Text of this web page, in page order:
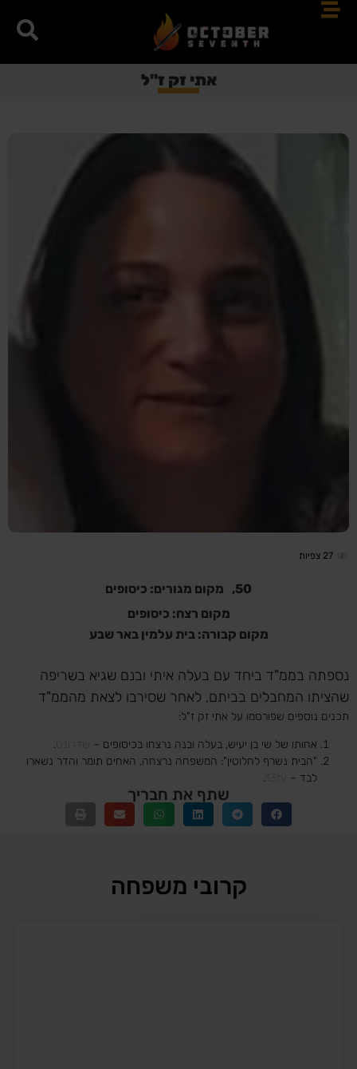
אתי זק ז"ל
27 צפיות
50,
מקום מגורים: כיסופים
מקום רצח: כיסופים
מקום קבורה: בית עלמין באר שבע
נספתה בממ"ד ביחד עם בעלה איתי ובנם שגיא בשריפה
שהציתו המחבלים בביתם, לאחר שסירבו לצאת מהממ"ד
תכנים נוספים שפורסמו על אתי זק ז"ל:
אחותו של שי בן יעיש, בעלה ובנה נרצחו בכיסופים –
.
"הבית נשרף לחלוטין": המשפחה נרצחה, האחים תומר והדר נשארו
לבד –
.
שתף את חבריך
קרובי משפחה